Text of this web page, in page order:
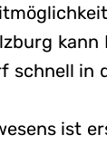
kann
schnell in
ist